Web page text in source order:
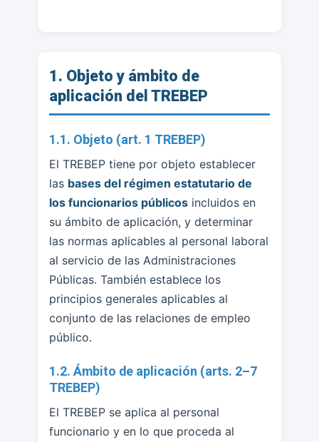
1. Objeto y ámbito de
aplicación del TREBEP
1.1. Objeto (art. 1 TREBEP)
El TREBEP tiene por objeto establecer
las bases del régimen estatutario de
los funcionarios públicos incluidos en
su ámbito de aplicación, y determinar
las normas aplicables al personal laboral
al servicio de las Administraciones
Públicas. También establece los
principios generales aplicables al
conjunto de las relaciones de empleo
público.
1.2. Ámbito de aplicación (arts. 2–7
TREBEP)
El TREBEP se aplica al personal
funcionario y en lo que proceda al